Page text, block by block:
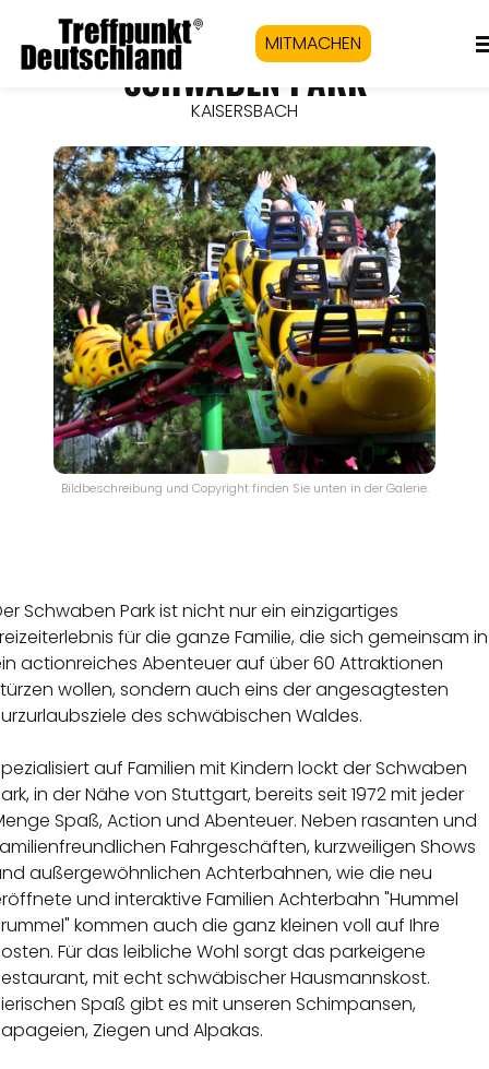
MITMACHEN
SCHWABEN PARK
KAISERSBACH
Bildbeschreibung und Copyright finden Sie unten in der Galerie.
Schwaben Park ist nicht nur ein einzigartiges
für die ganze Familie, die sich gemeinsam in
actionreiches Abenteuer auf über 60 Attraktionen
wollen, sondern auch eins der angesagtesten
des schwäbischen Waldes.
auf Familien mit Kindern lockt der Schwaben
in der Nähe von Stuttgart, bereits seit 1972 mit jeder
Spaß, Action und Abenteuer. Neben rasanten und
Fahrgeschäften, kurzweiligen Shows
außergewöhnlichen Achterbahnen, wie die neu
und interaktive Familien Achterbahn "Hummel
kommen auch die ganz kleinen voll auf Ihre
Für das leibliche Wohl sorgt das parkeigene
mit echt schwäbischer Hausmannskost.
Spaß gibt es mit unseren Schimpansen,
Ziegen und Alpakas.